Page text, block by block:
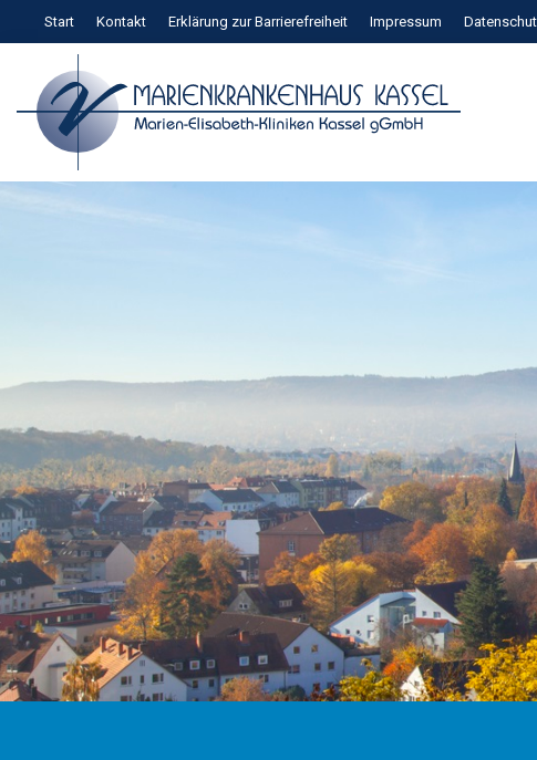
Inhalt
springen
Start Kontakt Erklärung zur Barrierefreiheit Impressum